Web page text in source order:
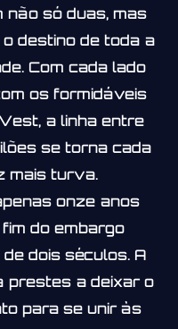
não só duas, mas
destino de toda a
Com cada lado
os formidáveis
a linha entre
se torna cada
mais turva.
onze anos
do embargo
dois séculos. A
prestes a deixar o
para se unir às